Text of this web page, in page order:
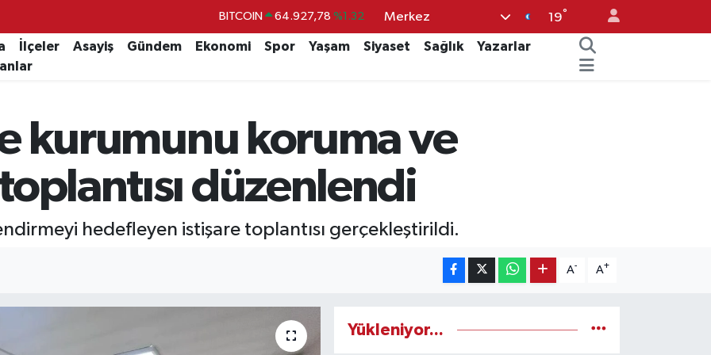
DOLAR 47,5760 %0.1
EURO 55,0126 %0.29
BİST100 13.647 %-30
Merkez 19°
İlçeler Asayiş Gündem Ekonomi Spor Yaşam Siyaset Sağlık
Yazarlar
kurumunu koruma ve
düzenlendi
hedefleyen istişare toplantısı gerçekleştirildi.
A- A+
Yükleniyor...